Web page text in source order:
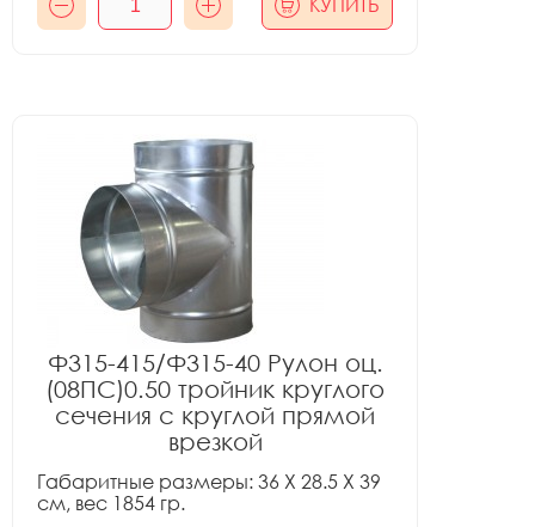
КУПИТЬ
Ф315-415/Ф315-40 Рулон оц.
(08ПС)0.50 тройник круглого
сечения с круглой прямой
врезкой
Габаритные размеры: 36 X 28.5 X 39
см, вес 1854 гр.